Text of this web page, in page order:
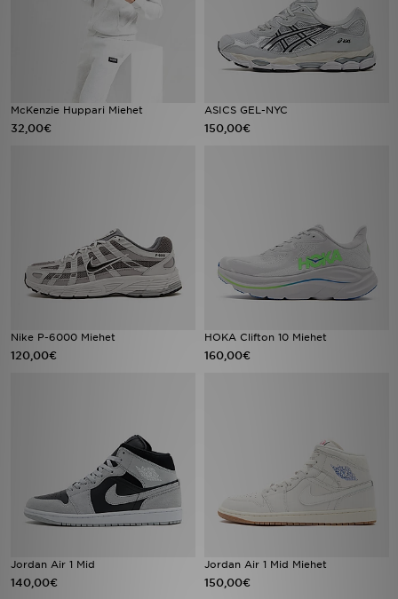
McKenzie Huppari Miehet
32,00€
ASICS GEL-NYC
150,00€
Nike P-6000 Miehet
120,00€
HOKA Clifton 10 Miehet
160,00€
Jordan Air 1 Mid
140,00€
Jordan Air 1 Mid Miehet
150,00€